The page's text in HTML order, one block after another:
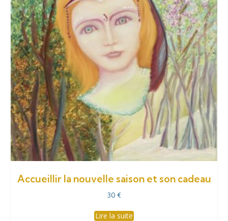
Accueillir la nouvelle saison et son cadeau
30 €
Lire la suite